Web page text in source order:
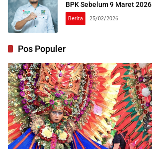
BPK Sebelum 9 Maret 2026
Berita 25/02/2026
Pos Populer